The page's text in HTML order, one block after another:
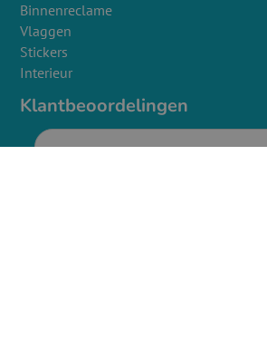
Binnenreclame
Vlaggen
Stickers
Interieur
Klantbeoordelingen